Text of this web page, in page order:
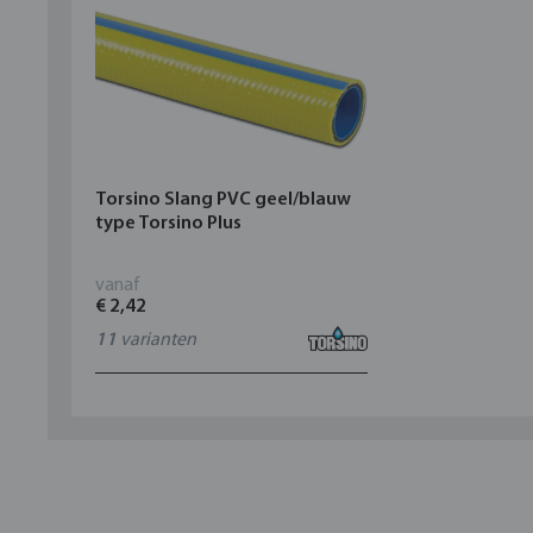
Torsino Slang PVC geel/blauw
type Torsino Plus
vanaf
€ 2,42
11 varianten